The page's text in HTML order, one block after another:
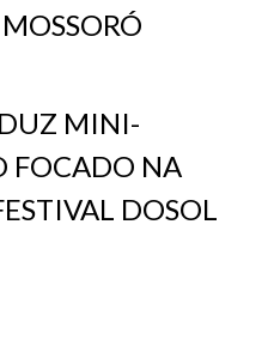
MINI-
FOCADO NA
DOSOL